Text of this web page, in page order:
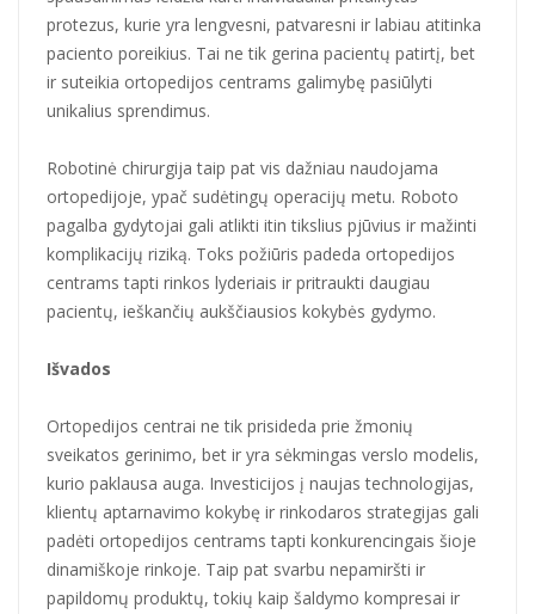
protezus, kurie yra lengvesni, patvaresni ir labiau atitinka
paciento poreikius. Tai ne tik gerina pacientų patirtį, bet
ir suteikia ortopedijos centrams galimybę pasiūlyti
unikalius sprendimus.
Robotinė chirurgija taip pat vis dažniau naudojama
ortopedijoje, ypač sudėtingų operacijų metu. Roboto
pagalba gydytojai gali atlikti itin tikslius pjūvius ir mažinti
komplikacijų riziką. Toks požiūris padeda ortopedijos
centrams tapti rinkos lyderiais ir pritraukti daugiau
pacientų, ieškančių aukščiausios kokybės gydymo.
Išvados
Ortopedijos centrai ne tik prisideda prie žmonių
sveikatos gerinimo, bet ir yra sėkmingas verslo modelis,
kurio paklausa auga. Investicijos į naujas technologijas,
klientų aptarnavimo kokybę ir rinkodaros strategijas gali
padėti ortopedijos centrams tapti konkurencingais šioje
dinamiškoje rinkoje. Taip pat svarbu nepamiršti ir
papildomų produktų, tokių kaip šaldymo kompresai ir